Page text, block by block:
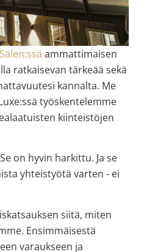
ammattimaisen
ratkaisevan tärkeää sekä
kannalta. Me
työskentelemme
kiinteistöjen
on hyvin harkittu. Ja se
yhteistyötä varten - ei
siitä, miten
Ensimmäisestä
varaukseen ja